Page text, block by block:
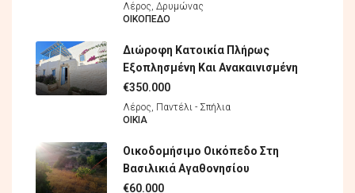
Λέρος, Δρυμώνας
ΟΙΚΌΠΕΔO
Διώροφη Κατοικία Πλήρως
Εξοπλησμένη Και Ανακαινισμένη
€350.000
Λέρος, Παντέλι - Σπήλια
ΟΙΚΊΑ
Οικοδομήσιμο Οικόπεδο Στη
Βασιλικιά Αγαθονησίου
€60.000